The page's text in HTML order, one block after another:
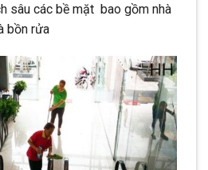
sâu các bề mặt bao gồm nhà
bồn rửa